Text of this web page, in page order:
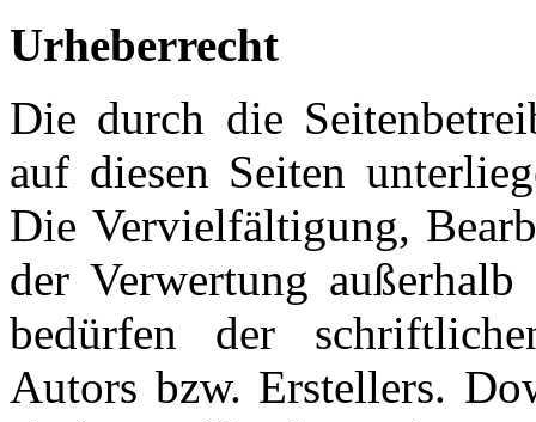
Urheberrecht
Die durch die
auf diesen Seiten
Die Vervielfältigung,
der Verwertung außerhalb
bedürfen der
Autors bzw. Erstellers.